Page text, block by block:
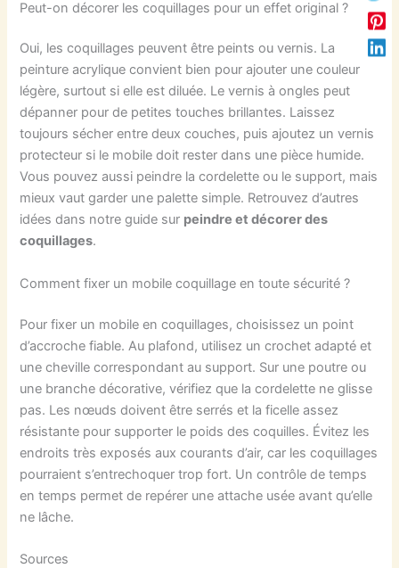
Peut-on décorer les coquillages pour un effet original ?
Oui, les coquillages peuvent être peints ou vernis. La
peinture acrylique convient bien pour ajouter une couleur
légère, surtout si elle est diluée. Le vernis à ongles peut
dépanner pour de petites touches brillantes. Laissez
toujours sécher entre deux couches, puis ajoutez un vernis
protecteur si le mobile doit rester dans une pièce humide.
Vous pouvez aussi peindre la cordelette ou le support, mais
mieux vaut garder une palette simple. Retrouvez d’autres
idées dans notre guide sur peindre et décorer des
coquillages.
Comment fixer un mobile coquillage en toute sécurité ?
Pour fixer un mobile en coquillages, choisissez un point
d’accroche fiable. Au plafond, utilisez un crochet adapté et
une cheville correspondant au support. Sur une poutre ou
une branche décorative, vérifiez que la cordelette ne glisse
pas. Les nœuds doivent être serrés et la ficelle assez
résistante pour supporter le poids des coquilles. Évitez les
endroits très exposés aux courants d’air, car les coquillages
pourraient s’entrechoquer trop fort. Un contrôle de temps
en temps permet de repérer une attache usée avant qu’elle
ne lâche.
Sources